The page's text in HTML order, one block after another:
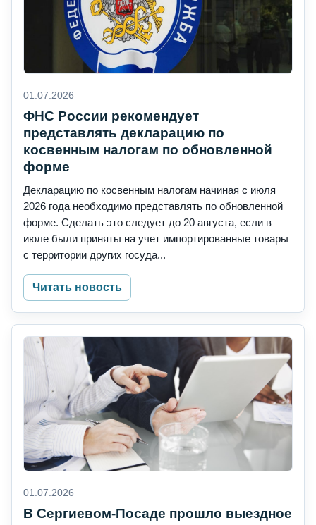
01.07.2026
ФНС России рекомендует
представлять декларацию по
косвенным налогам по обновленной
форме
Декларацию по косвенным налогам начиная с июля
2026 года необходимо представлять по обновленной
форме. Сделать это следует до 20 августа, если в
июле были приняты на учет импортированные товары
с территории других госуда...
Читать новость
01.07.2026
В Сергиевом-Посаде прошло выездное